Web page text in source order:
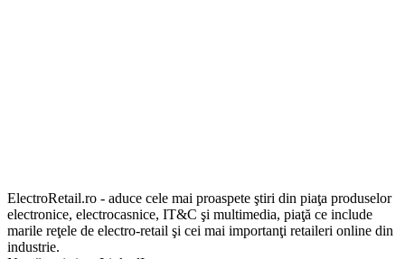
ElectroRetail.ro - aduce cele mai proaspete ştiri din piaţa produselor
electronice, electrocasnice, IT&C şi multimedia, piaţă ce include
marile reţele de electro-retail şi cei mai importanţi retaileri online din
industrie.